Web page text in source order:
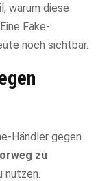
warum diese
Fake-
noch sichtbar.
Händler gegen
zu